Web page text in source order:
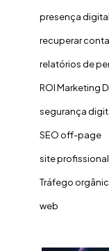
presença digital
recuperar
relatórios de
ROI Marketing
segurança
SEO off-page
site profissional
Tráfego
web